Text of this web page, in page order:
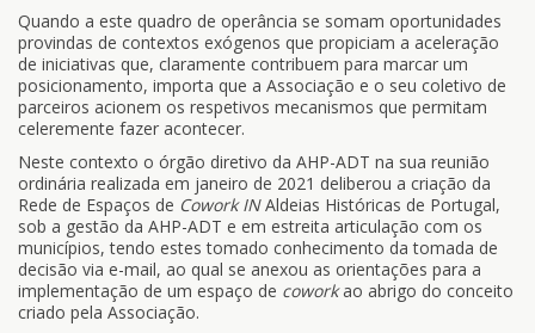
Quando a este quadro de operância se somam oportunidades
provindas de contextos exógenos que propiciam a aceleração
de iniciativas que, claramente contribuem para marcar um
posicionamento, importa que a Associação e o seu coletivo de
parceiros acionem os respetivos mecanismos que permitam
celeremente fazer acontecer.
Neste contexto o órgão diretivo da AHP-ADT na sua reunião
ordinária realizada em janeiro de 2021 deliberou a criação da
Rede de Espaços de Cowork INAldeias Históricas de Portugal,
sob a gestão da AHP-ADT e em estreita articulação com os
municípios, tendo estes tomado conhecimento da tomada de
decisão via e-mail, ao qual se anexou as orientações para a
implementação de um espaço de coworkao abrigo do conceito
criado pela Associação.